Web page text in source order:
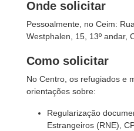
Onde solicitar
Pessoalmente, no Ceim:
Westphalen, 15, 13º andar,
Como solicitar
No Centro, os refugiados e
orientações sobre:
Regularização
Estrangeiros (RNE),